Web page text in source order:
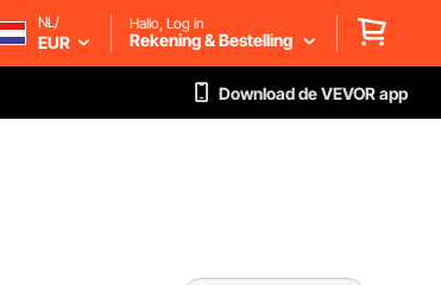
NL/
EUR
Hallo, Log in
Rekening & Bestelling
Download de VEVOR app